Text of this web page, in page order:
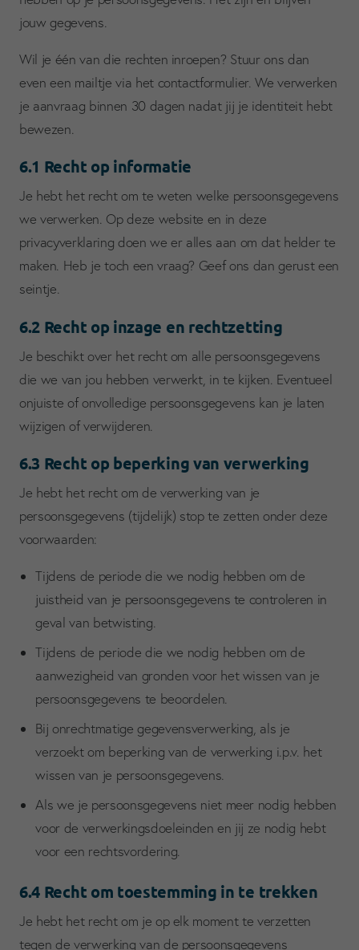
jouw gegevens.
Wil je één van die rechten inroepen? Stuur ons dan
even een mailtje via het contactformulier. We verwerken
je aanvraag binnen 30 dagen nadat jij je identiteit hebt
bewezen.
6.1 Recht op informatie
Je hebt het recht om te weten welke persoonsgegevens
we verwerken. Op deze website en in deze
privacyverklaring doen we er alles aan om dat helder te
maken. Heb je toch een vraag? Geef ons dan gerust een
seintje.
6.2 Recht op inzage en rechtzetting
Je beschikt over het recht om alle persoonsgegevens
die we van jou hebben verwerkt, in te kijken. Eventueel
onjuiste of onvolledige persoonsgegevens kan je laten
wijzigen of verwijderen.
6.3 Recht op beperking van verwerking
Je hebt het recht om de verwerking van je
persoonsgegevens (tijdelijk) stop te zetten onder deze
voorwaarden:
Tijdens de periode die we nodig hebben om de
juistheid van je persoonsgegevens te controleren in
geval van betwisting.
Tijdens de periode die we nodig hebben om de
aanwezigheid van gronden voor het wissen van je
persoonsgegevens te beoordelen.
Bij onrechtmatige gegevensverwerking, als je
verzoekt om beperking van de verwerking i.p.v. het
wissen van je persoonsgegevens.
Als we je persoonsgegevens niet meer nodig hebben
voor de verwerkingsdoeleinden en jij ze nodig hebt
voor een rechtsvordering.
6.4 Recht om toestemming in te trekken
Je hebt het recht om je op elk moment te verzetten
tegen de verwerking van de persoonsgegevens